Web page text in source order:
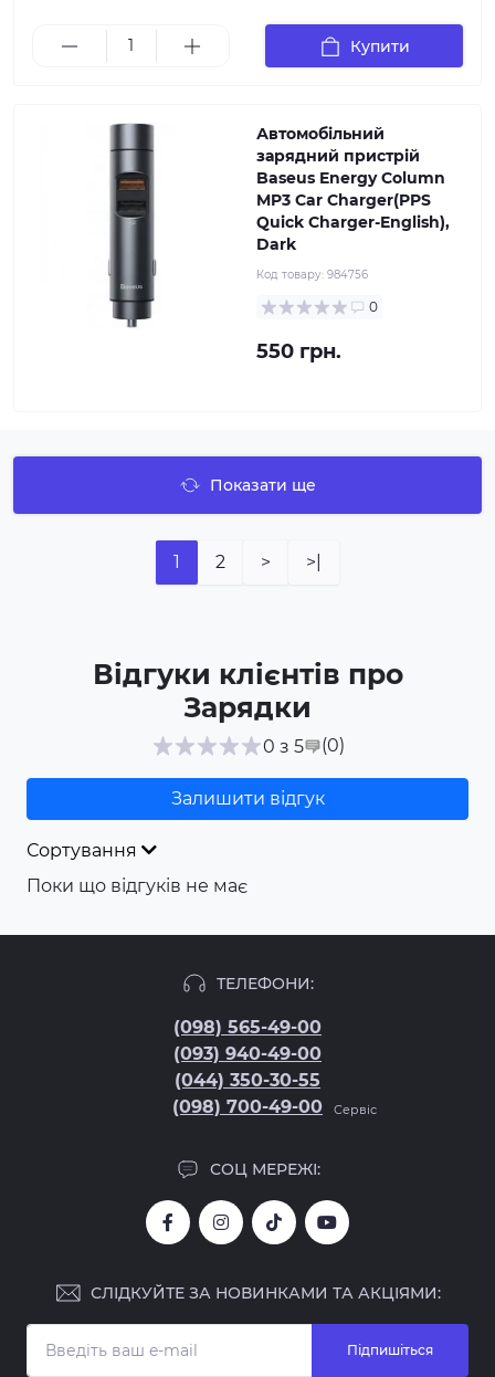
Купити
Автомобільний
зарядний пристрій
Baseus Energy Column
MP3 Car Charger(PPS
Quick Charger-English),
Dark
Код товару: 984756
0
550 грн.
Показати ще
1 2 > >|
Відгуки клієнтів про
Зарядки
0 з 5 (0)
Залишити відгук
Сортування
Поки що відгуків не має
ТЕЛЕФОНИ:
(098) 565-49-00
(093) 940-49-00
(044) 350-30-55
(098) 700-49-00
Сервіс
СОЦ МЕРЕЖІ:
СЛІДКУЙТЕ ЗА НОВИНКАМИ ТА АКЦІЯМИ:
Підпишіться